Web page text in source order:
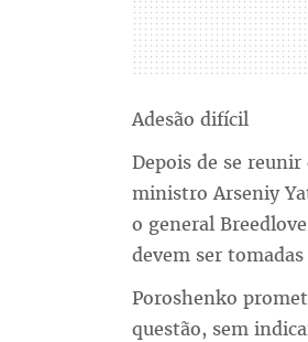
Adesão difícil
Depois de se
ministro Arseniy
o general
devem ser
Poroshenko
questão, sem